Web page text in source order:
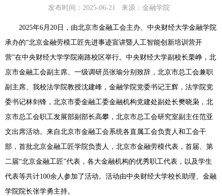
发布时间：2025-06-21 来源：金融学院
2025年6月20日，由北京市金融工会主办、中央财经大学金融学院
承办的“北京金融劳模工匠先进事迹宣讲暨人工智能创新培训营开
营”在中央财经大学学院南路校区举行。中央财经大学副校长栗峥，北
京市金融工会副主席、一级调研员张瑜分别致辞，北京市总工会兼职
副主席、我校法学院教授沈建峰，金融学院党委书记王辉，法学院党
委书记林剑锋，北京市委金融工委金融机构党建处副处长樊晓枭，北
京市总工会职工发展部副部长高攀，北京市总工会研究室副主任范亚
文出席活动。来自北京市金融工会系统各直属工会负责人和工会干
部，首批北京金融工匠学院负责人，北京市金融劳模代表，首届、第
二届“北京金融工匠”代表，各大金融机构的优秀职工代表，以及学生
代表等共计100余人参加了活动。活动由中央财经大学校长助理、金融
学院院长张学勇主持。